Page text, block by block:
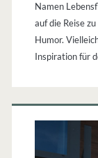
Namen
auf die Reise
Humor.
Inspiration für